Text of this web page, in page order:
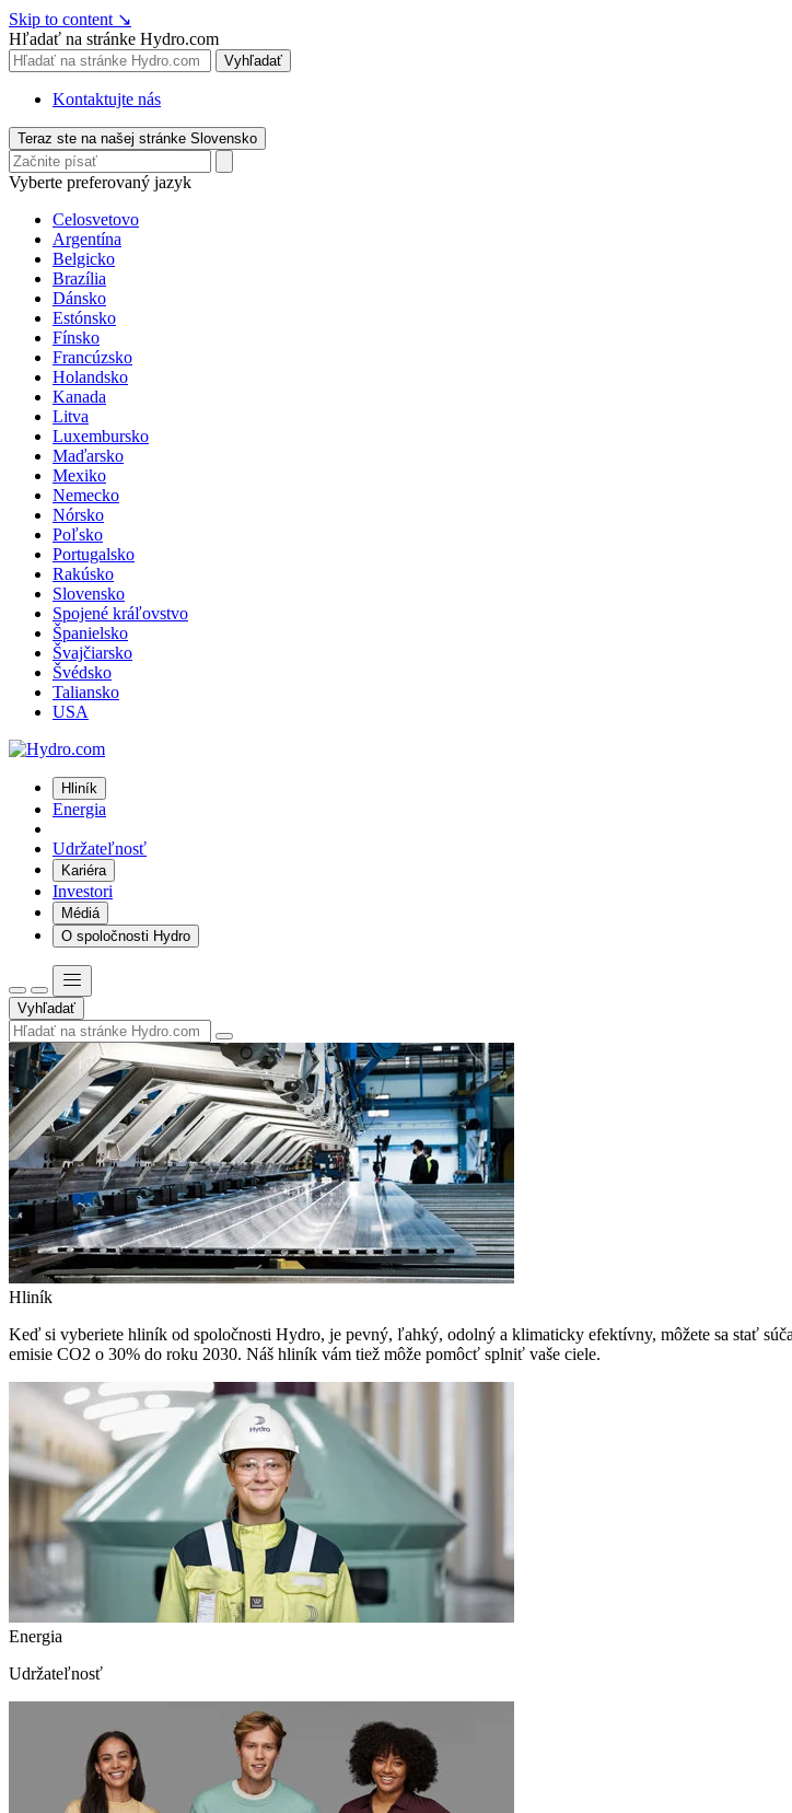
Skip to content ↘
Hľadať na stránke Hydro.com
Vyhľadať
Kontaktujte nás
Teraz ste na našej stránke Slovensko
Vyberte preferovaný jazyk
Celosvetovo
Argentína
Belgicko
Brazília
Dánsko
Estónsko
Fínsko
Francúzsko
Holandsko
Kanada
Litva
Luxembursko
Maďarsko
Mexiko
Nemecko
Nórsko
Poľsko
Portugalsko
Rakúsko
Slovensko
Spojené kráľovstvo
Španielsko
Švajčiarsko
Švédsko
Taliansko
USA
Hliník
Energia
Udržateľnosť
Kariéra
Investori
Médiá
O spoločnosti Hydro
Vyhľadať
Hliník
Keď si vyberiete hliník od spoločnosti Hydro, je pevný, ľahký, odolný a klimaticky efektívny, môžete sa stať
emisie CO2 o 30% do roku 2030. Náš hliník vám tiež môže pomôcť splniť vaše ciele.
Energia
Udržateľnosť